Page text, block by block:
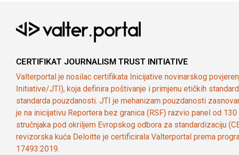
CERTIFIKAT JOURNALISM TRUST INITIATIVE
Valterportal je nosilac certifikata Inicijative novinarskog
Initiative/JTI), koja definira poštivanje i primjenu etičkih
standarda pouzdanosti. JTI je mehanizam pouzdanosti
je na inicijativu Reportera bez granica (RSF) razvio panel od
stručnjaka pod okriljem Evropskog odbora za standardizaciju
revizorska kuća Deloitte je certificirala Valterportal prema
17493:2019.